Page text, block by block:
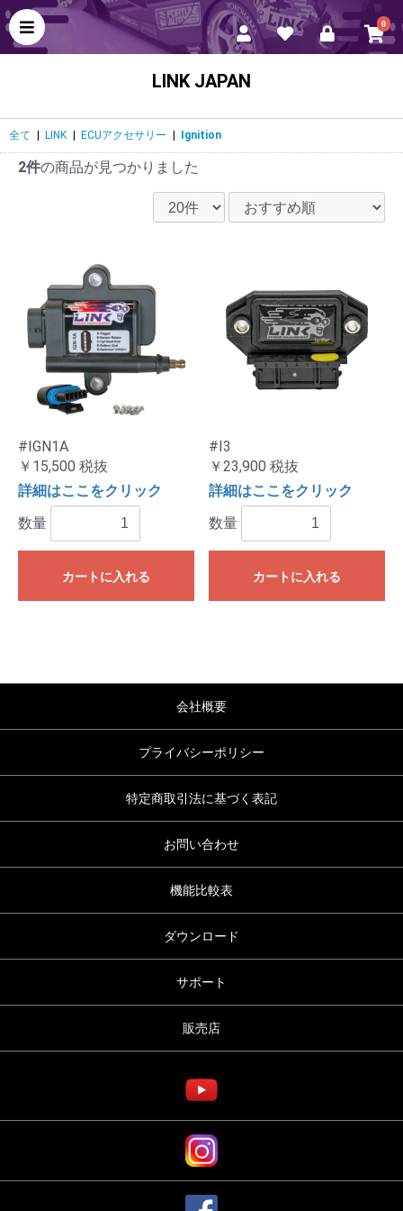
0
LINK JAPAN
全て LINK ECUアクセサリー Ignition
2件の商品が見つかりました
#IGN1A
￥15,500 税抜
詳細はここをクリック
数量
カートに入れる
#I3
￥23,900 税抜
詳細はここをクリック
数量
カートに入れる
会社概要
プライバシーポリシー
特定商取引法に基づく表記
お問い合わせ
機能比較表
ダウンロード
サポート
販売店